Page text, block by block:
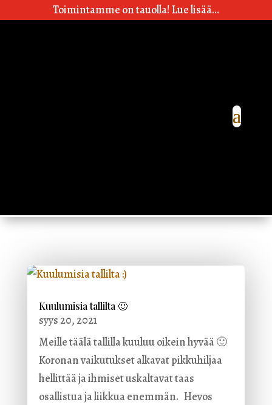
Toimintamme on tauolla! Lue lisää…
Kuulumisia tallilta 🙂
syys 20, 2021
Meille täälä tallilla kuuluu oikein hyvää 🙂
Koronan vaikutukset alkavat pikkuhiljaa
hellittää ja ihmiset uskaltavat taas
osallistua ja liikkua enemmän. Hevos